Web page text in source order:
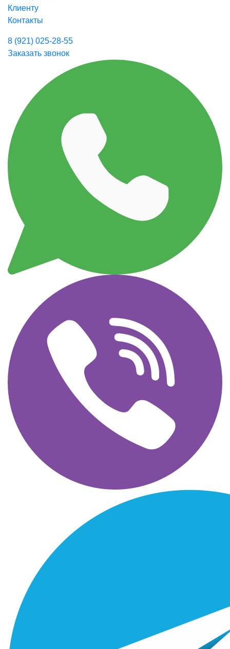
Клиенту
Контакты
8 (921) 025-28-55
Заказать звонок